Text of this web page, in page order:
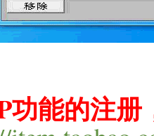
功能的注册